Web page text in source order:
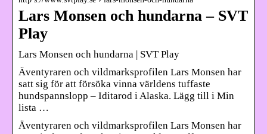
Lars Monsen och hundarna – SVT
Play
Lars Monsen och hundarna | SVT Play
Äventyraren och vildmarksprofilen Lars Monsen har
satt sig för att försöka vinna världens tuffaste
hundspannslopp – Iditarod i Alaska. Lägg till i Min
lista …
Äventyraren och vildmarksprofilen Lars Monsen har